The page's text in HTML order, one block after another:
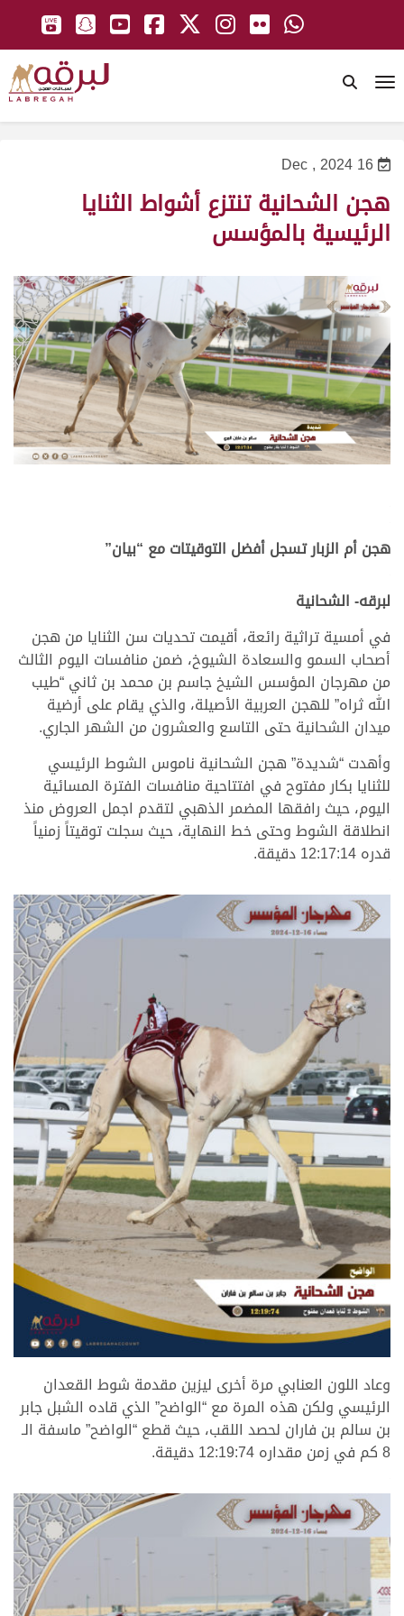
16 Dec , 2024
هجن الشحانية تنتزع أشواط الثنايا
الرئيسية بالمؤسس
هجن أم الزبار تسجل أفضل التوقيتات مع “بيان”
لبرقه- الشحانية
في أمسية تراثية رائعة، أقيمت تحديات سن الثنايا من هجن
أصحاب السمو والسعادة الشيوخ، ضمن منافسات اليوم الثالث
من مهرجان المؤسس الشيخ جاسم بن محمد بن ثاني “طيب
الله ثراه” للهجن العربية الأصيلة، والذي يقام على أرضية
ميدان الشحانية حتى التاسع والعشرون من الشهر الجاري.
وأهدت “شديدة” هجن الشحانية ناموس الشوط الرئيسي
للثنايا بكار مفتوح في افتتاحية منافسات الفترة المسائية
اليوم، حيث رافقها المضمر الذهبي لتقدم اجمل العروض منذ
انطلاقة الشوط وحتى خط النهاية، حيث سجلت توقيتاً زمنياً
قدره 12:17:14 دقيقة.
.
وعاد اللون العنابي مرة أخرى ليزين مقدمة شوط القعدان
الرئيسي ولكن هذه المرة مع “الواضح” الذي قاده الشبل جابر
بن سالم بن فاران لحصد اللقب، حيث قطع “الواضح” ماسفة الـ
8 كم في زمن مقداره 12:19:74 دقيقة.